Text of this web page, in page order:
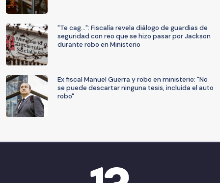
"Te cag...": Fiscalía revela diálogo de guardias de
seguridad con reo que se hizo pasar por Jackson
durante robo en Ministerio
Ex fiscal Manuel Guerra y robo en ministerio: "No
se puede descartar ninguna tesis, incluida el auto
robo"